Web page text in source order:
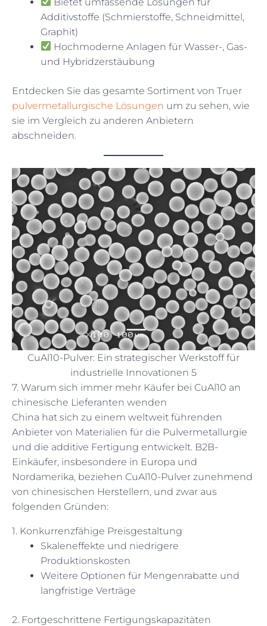
Additivstoffe (Schmierstoffe, Schneidmittel,
Graphit)
Hochmoderne Anlagen für Wasser-, Gas-
und Hybridzerstäubung
Entdecken Sie das gesamte Sortiment von Truer
pulvermetallurgische Lösungen um zu sehen, wie
sie im Vergleich zu anderen Anbietern
abschneiden.
CuAl10-Pulver: Ein strategischer Werkstoff für
industrielle Innovationen 5
7. Warum sich immer mehr Käufer bei CuAl10 an
chinesische Lieferanten wenden
China hat sich zu einem weltweit führenden
Anbieter von Materialien für die Pulvermetallurgie
und die additive Fertigung entwickelt. B2B-
Einkäufer, insbesondere in Europa und
Nordamerika, beziehen CuAl10-Pulver zunehmend
von chinesischen Herstellern, und zwar aus
folgenden Gründen:
1. Konkurrenzfähige Preisgestaltung
Skaleneffekte und niedrigere
Produktionskosten
Weitere Optionen für Mengenrabatte und
langfristige Verträge
2. Fortgeschrittene Fertigungskapazitäten